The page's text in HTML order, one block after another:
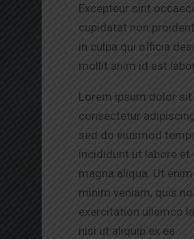
Excepteur sint
cupidatat non
in culpa qui officia
mollit anim id est
Lorem ipsum dolor sit
consectetur
sed do eiusmod
incididunt ut labore et
magna aliqua. Ut enim
minim veniam, quis
exercitation ullamco
nisi ut aliquip ex ea